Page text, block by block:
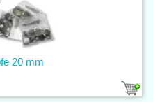
20 mm